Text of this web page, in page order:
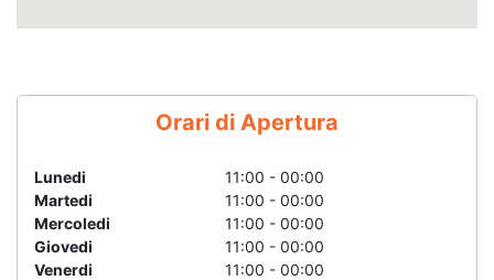
Orari di Apertura
Lunedi
11:00 - 00:00
Martedi
11:00 - 00:00
Mercoledi
11:00 - 00:00
Giovedi
11:00 - 00:00
Venerdi
11:00 - 00:00